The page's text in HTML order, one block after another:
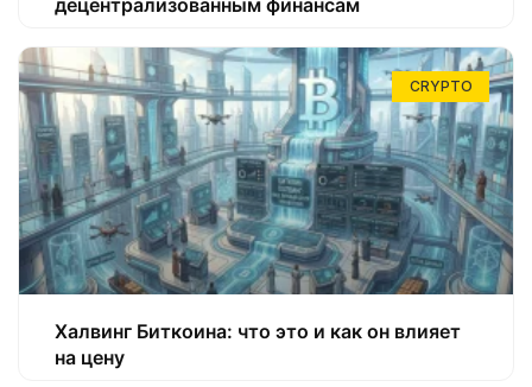
децентрализованным финансам
CRYPTO
Халвинг Биткоина: что это и как он влияет
на цену